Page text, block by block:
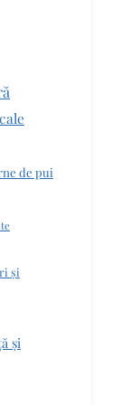
de pui
și
și